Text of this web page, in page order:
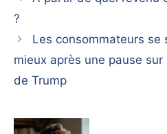
?
Les consommateurs se
mieux après une pause
de Trump